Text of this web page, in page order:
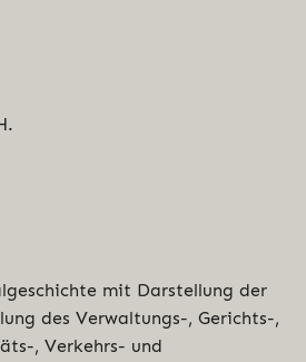
mit Darstellung der
des Verwaltungs-, Gerichts-,
, Verkehrs- und